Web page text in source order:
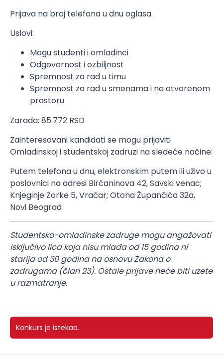
Prijava na broj telefona u dnu oglasa.
Uslovi:
Mogu studenti i omladinci
Odgovornost i ozbiljnost
Spremnost za rad u timu
Spremnost za rad u smenama i na otvorenom
prostoru
Zarada: 85.772 RSD
Zainteresovani kandidati se mogu prijaviti
Omladinskoj i studentskoj zadruzi na sledeće načine:
Putem telefona u dnu, elektronskim putem ili uživo u
poslovnici na adresi Birčaninova 42, Savski venac;
Knjeginje Zorke 5, Vračar; Otona Župančića 32a,
Novi Beograd
Studentsko-omladinske zadruge mogu angažovati
isključivo lica koja nisu mlađa od 15 godina ni
starija od 30 godina na osnovu Zakona o
zadrugama (član 23). Ostale prijave neće biti uzete
u razmatranje.
Konkurs je istekao.